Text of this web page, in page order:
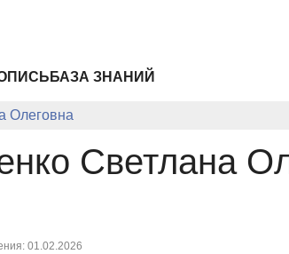
БАЗА ЗНАНИЙ
Олеговна
Светлана
01.02.2026